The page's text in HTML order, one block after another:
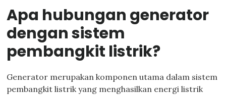
Apa hubungan generator
dengan sistem
pembangkit listrik?
Generator merupakan komponen utama dalam sistem
pembangkit listrik yang menghasilkan energi listrik